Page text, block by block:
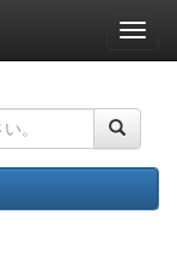
ナ
ビ
ー
ョ
ン